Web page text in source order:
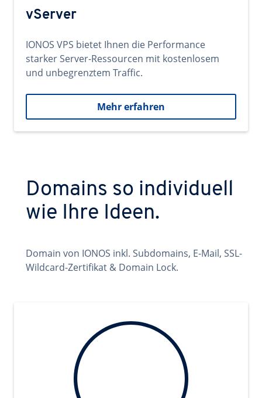
vServer
IONOS VPS bietet Ihnen die Performance
starker Server-Ressourcen mit kostenlosem
und unbegrenztem Traffic.
Mehr erfahren
Domains so individuell
wie Ihre Ideen.
Domain von IONOS inkl. Subdomains, E-Mail, SSL-
Wildcard-Zertifikat & Domain Lock.